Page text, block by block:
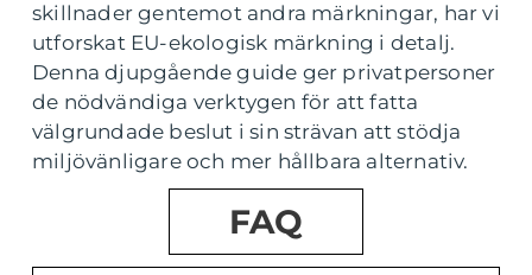
skillnader gentemot andra märkningar, har vi
utforskat EU-ekologisk märkning i detalj.
Denna djupgående guide ger privatpersoner
de nödvändiga verktygen för att fatta
välgrundade beslut i sin strävan att stödja
miljövänligare och mer hållbara alternativ.
FAQ